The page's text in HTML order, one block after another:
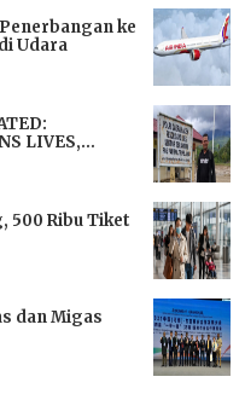
ke
Udara
LIVES,
NEEDED
500 Ribu Tiket
dan Migas